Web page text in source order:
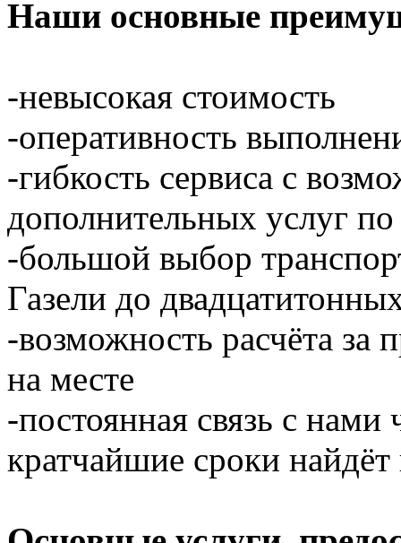
Наши основные
-невысокая стоимость
-оперативность
-гибкость сервиса с
дополнительных услуг
-большой выбор
Газели до
-возможность расчёта за
на месте
-постоянная связь с нами
кратчайшие сроки найдёт